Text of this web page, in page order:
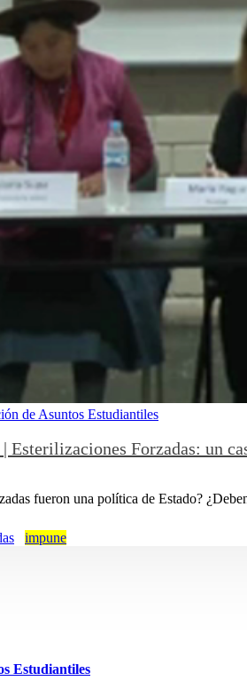
de Asuntos Estudiantiles
Esterilizaciones Forzadas: un
fueron una política de Estado?
impune
Estudiantiles